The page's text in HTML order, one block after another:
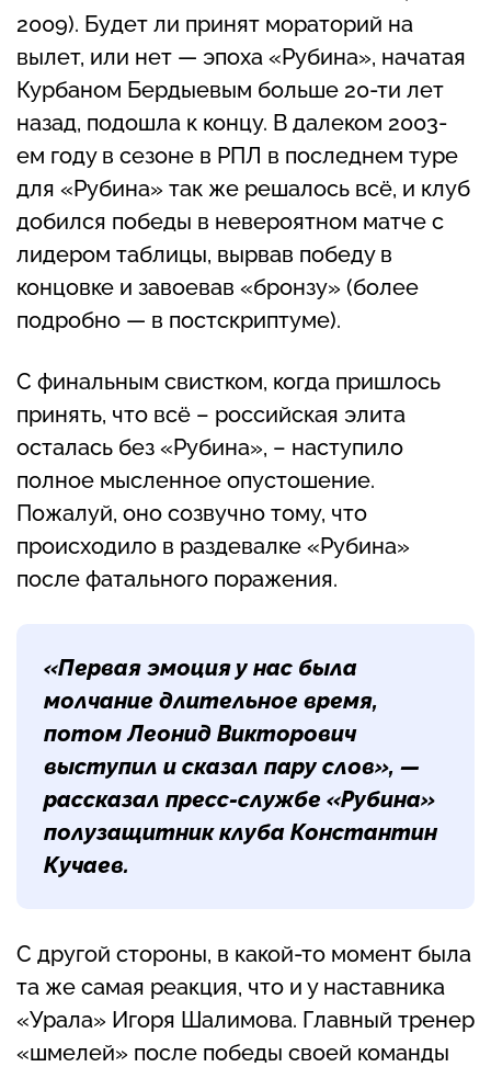
2009). Будет ли принят мораторий на
вылет, или нет — эпоха «Рубина», начатая
Курбаном Бердыевым больше 20-ти лет
назад, подошла к концу. В далеком 2003-
ем году в сезоне в РПЛ в последнем туре
для «Рубина» так же решалось всё, и клуб
добился победы в невероятном матче с
лидером таблицы, вырвав победу в
концовке и завоевав «бронзу» (более
подробно — в постскриптуме).
С финальным свистком, когда пришлось
принять, что всё – российская элита
осталась без «Рубина», – наступило
полное мысленное опустошение.
Пожалуй, оно созвучно тому, что
происходило в раздевалке «Рубина»
после фатального поражения.
«Первая эмоция у нас была
молчание длительное время,
потом Леонид Викторович
выступил и сказал пару слов», —
рассказал пресс-службе «Рубина»
полузащитник клуба Константин
Кучаев.
С другой стороны, в какой-то момент была
та же самая реакция, что и у наставника
«Урала» Игоря Шалимова. Главный тренер
«шмелей» после победы своей команды